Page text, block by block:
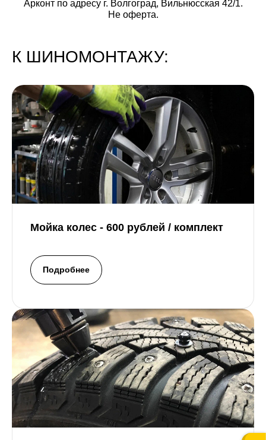
Арконт по адресу г. Волгоград, Вильнюсская 42/1.
Не оферта.
К ШИНОМОНТАЖУ:
Мойка колес - 600 рублей / комплект
Подробнее